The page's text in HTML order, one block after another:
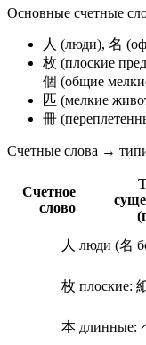
Основные счетные
人 (люди), 名
枚 (плоские
個 (общие
匹 (мелкие
冊
Счетные слова →
Счетное
слово
人 люди (名
枚 плоские:
本 длинные: